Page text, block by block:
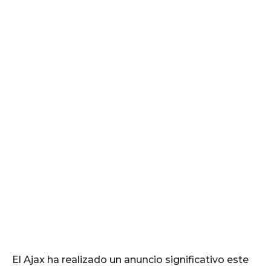
El Ajax ha realizado un anuncio significativo este